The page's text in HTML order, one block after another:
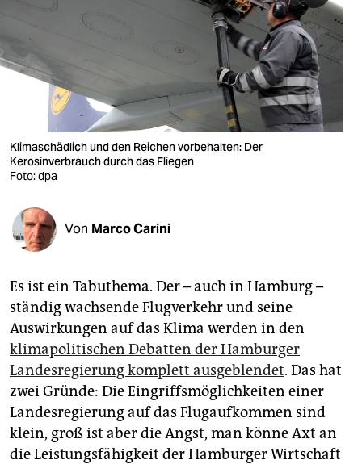
berlin
nord
wahrheit
verlag
verlag
shop
fragen & hilfe
unterstützen
abo
genossenschaft
epaper login
Klimaschädlich und den Reichen vorbehalten: Der
Kerosinverbrauch durch das Fliegen
Foto: dpa
Von Marco Carini
Es ist ein Tabuthema. Der – auch in Hamburg –
ständig wachsende Flugverkehr und seine
Auswirkungen auf das Klima werden in den
klimapolitischen Debatten der Hamburger
Landesregierung komplett ausgeblendet. Das hat
zwei Gründe: Die Eingriffsmöglichkeiten einer
Landesregierung auf das Flugaufkommen sind
klein, groß ist aber die Angst, man könne Axt an
die Leistungsfähigkeit der Hamburger Wirtschaft